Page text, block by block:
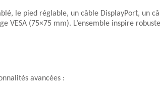
le pied réglable, un câble DisplayPort, un
VESA (75×75 mm). L’ensemble inspire
avancées :